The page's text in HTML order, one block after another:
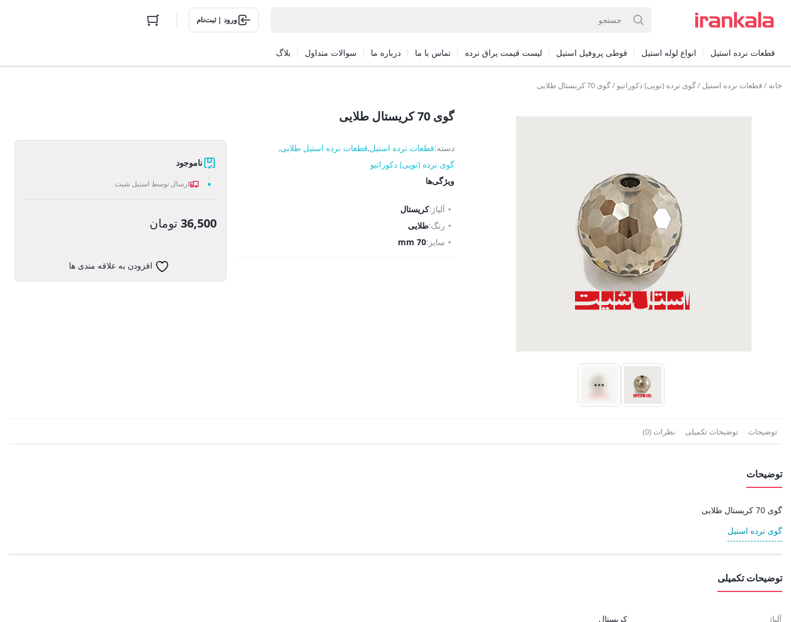
ورود | ثبت‌نام
قطعات نرده استیل انواع لوله استیل قوطی پروفیل استیل لیست قیمت یراق نرده تماس با ما درباره ما سوالات متداول بلاگ
خانه /قطعات نرده استیل /گوی نرده (توپی) دکوراتیو / گوی 70 کریستال طلایی
گوی 70 کریستال طلایی
دسته:قطعات نرده استیل,قطعات نرده استیل طلایی,
گوی نرده (توپی) دکوراتیو
ویژگی‌ها
آلیاژ:کریستال
رنگ:طلایی
سایز:70 mm
ناموجود
ارسال توسط استیل شیت
36,500 تومان
افزودن به علاقه مندی ها
توضیحات توضیحات تکمیلی نظرات (0)
توضیحات
گوی 70 کریستال طلایی
گوی نرده استیل
توضیحات تکمیلی
آلیاژ کریستال